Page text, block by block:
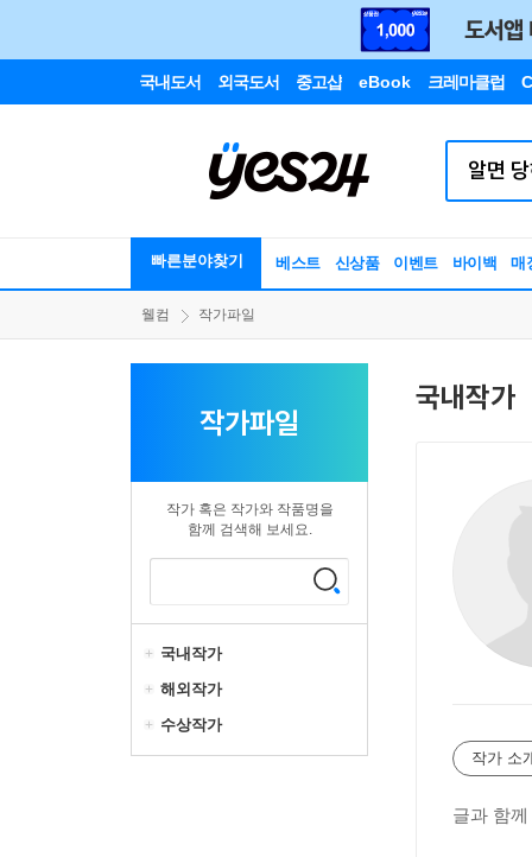
국내도서 외국도서 중고샵 eBook 크레마클럽
빠른분야찾기 베스트 신상품 이벤트 바이백 매
웰컴 작가파일
작가파일
작가 혹은 작가와 작품명을
함께 검색해 보세요.
국내작가
해외작가
수상작가
국내작가
작가 소
글과 함